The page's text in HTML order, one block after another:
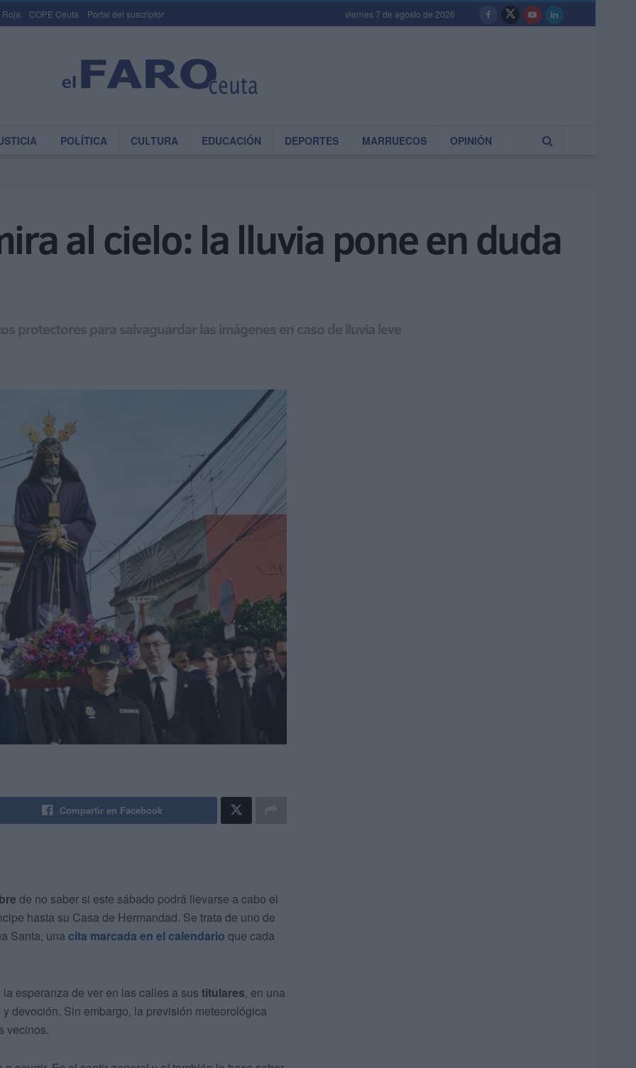
Roja COPE Ceuta Portal del suscriptor viernes 7 de agosto de 2026
POLÍTICA CULTURA EDUCACIÓN DEPORTES MARRUECOS OPINIÓN
al cielo: la lluvia pone en duda
protectores para salvaguardar las imágenes en caso de lluvia leve
Compartir en Facebook
de no saber si este sábado podrá llevarse a cabo el
hasta su Casa de Hermandad. Se trata de uno de
Santa, una cita marcada en el calendario que cada
esperanza de ver en las calles a sus titulares, en una
devoción. Sin embargo, la previsión meteorológica
vecinos.